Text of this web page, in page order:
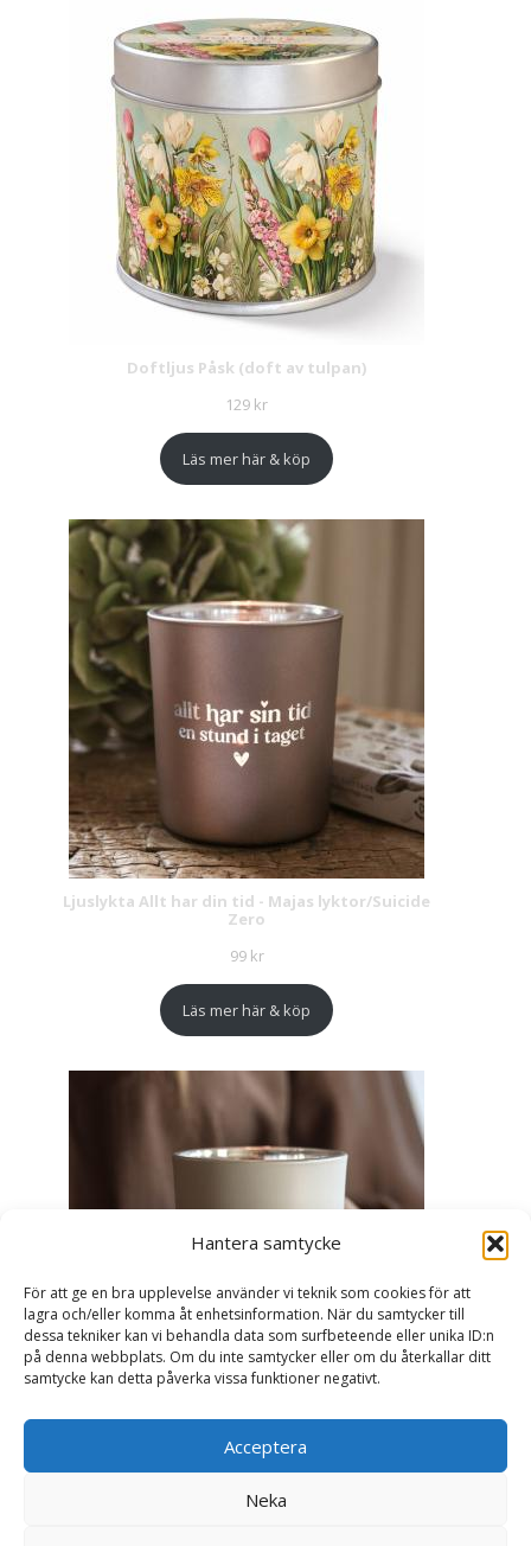
Hantera samtycke
För att ge en bra upplevelse använder vi teknik som cookies för att
lagra och/eller komma åt enhetsinformation. När du samtycker till
dessa tekniker kan vi behandla data som surfbeteende eller unika ID:n
på denna webbplats. Om du inte samtycker eller om du återkallar ditt
samtycke kan detta påverka vissa funktioner negativt.
Acceptera
Neka
Doftljus Påsk (doft av tulpan)
129 kr
Läs mer här & köp
Ljuslykta Allt har din tid - Majas lyktor/Suicide
Zero
99 kr
Läs mer här & köp
Ljuslykta Älskade Farmor - Majas lyktor/
Barncancerfonden
99kr